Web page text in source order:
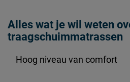
Alles wat je wil weten
traagschuimmatrassen
Hoog niveau van comfort